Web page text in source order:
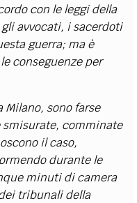
con le leggi della
avvocati, i sacerdoti
guerra; ma è
conseguenze per
Milano, sono farse
comminate
il caso,
durante le
minuti di camera
tribunali della